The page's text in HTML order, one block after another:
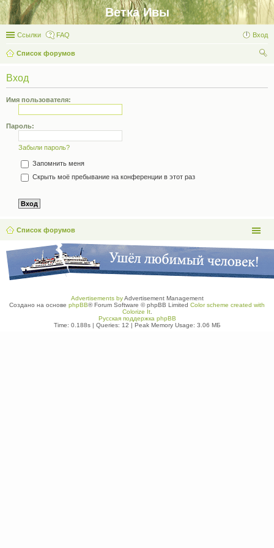
Ветка Ивы
Ссылки FAQ Вход
Список форумов
Вход
Имя пользователя:
Пароль:
Забыли пароль?
Запомнить меня
Скрыть моё пребывание на конференции в этот раз
Список форумов
Advertisements byAdvertisement Management
Создано на основе phpBB® Forum Software © phpBB Limited Color scheme created with
Colorize It.
Русская поддержка phpBB
Time: 0.188s| Queries: 12 | Peak Memory Usage: 3.06 МБ